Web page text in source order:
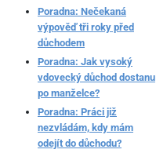
Poradna: Nečekaná
výpověď tři roky před
důchodem
Poradna: Jak vysoký
vdovecký důchod dostanu
po manželce?
Poradna: Práci již
nezvládám, kdy mám
odejít do důchodu?